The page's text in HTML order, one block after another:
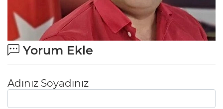
Yorum Ekle
Adınız Soyadınız